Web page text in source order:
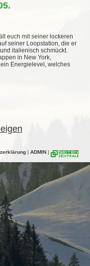
euch mit seiner lockeren
seiner Loopstation, die er
italienisch schmückt.
in New York,
Energielevel, welches
| ADMIN |